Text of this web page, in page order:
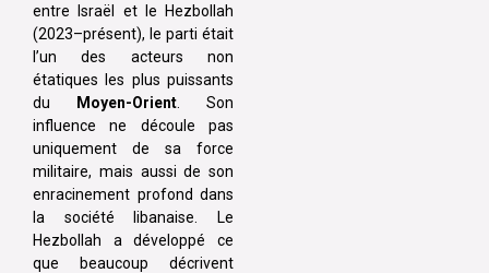
entre Israël et le Hezbollah
(2023–présent), le parti était
l’un des acteurs non
étatiques les plus puissants
du
Moyen-Orient . Son
influence ne découle pas
uniquement de sa force
militaire, mais aussi de son
enracinement profond dans
la société libanaise. Le
Hezbollah a développé ce
que beaucoup décrivent